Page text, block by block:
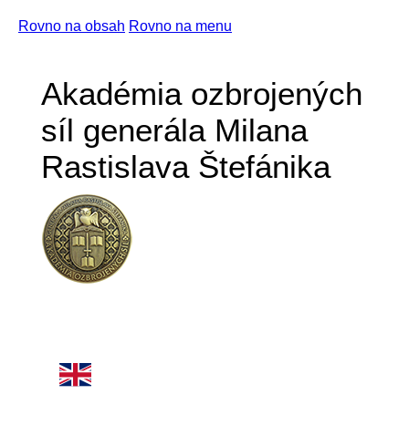
Rovno na obsah Rovno na menu
Akadémia ozbrojených
síl generála Milana
Rastislava Štefánika